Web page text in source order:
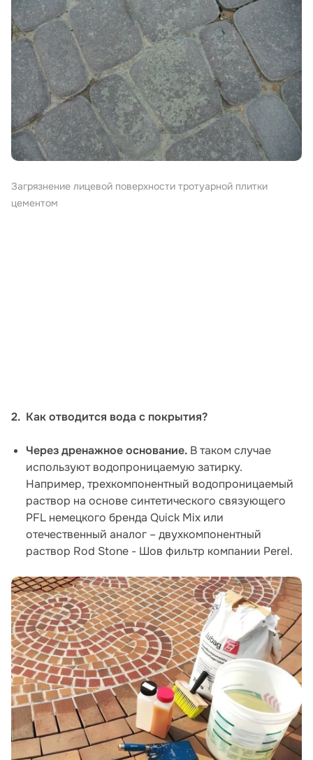
Загрязнение лицевой поверхности тротуарной плитки
цементом
2. Как отводится вода с покрытия?
Через дренажное основание.В таком случае
используют водопроницаемую затирку.
Например, трехкомпонентный водопроницаемый
раствор на основе синтетического связующего
PFL немецкого бренда Quick Mix или
отечественный аналог – двухкомпонентный
раствор Rod Stone - Шов фильтр компании Perel.